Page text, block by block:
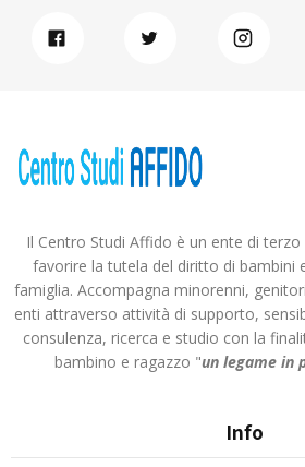
Il Centro Studi Affido è un ente di
favorire la tutela del diritto di bambini
famiglia. Accompagna minorenni,
enti attraverso attività di supporto,
consulenza, ricerca e studio con la
bambino e ragazzo "un legame in
Info